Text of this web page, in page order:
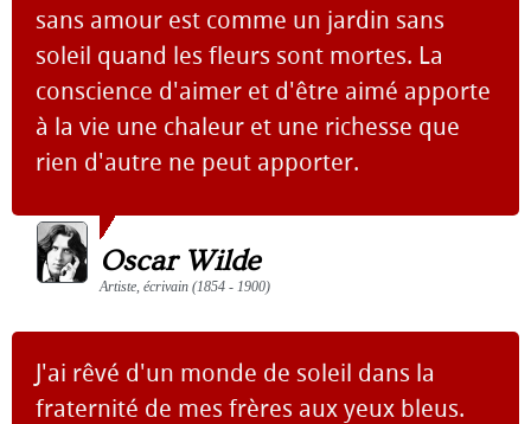
sans amour est comme un jardin sans
soleil quand les fleurs sont mortes. La
conscience d'aimer et d'être aimé apporte
à la vie une chaleur et une richesse que
rien d'autre ne peut apporter.
Oscar Wilde
Artiste, écrivain (1854 - 1900)
J'ai rêvé d'un monde de soleil dans la
fraternité de mes frères aux yeux bleus.